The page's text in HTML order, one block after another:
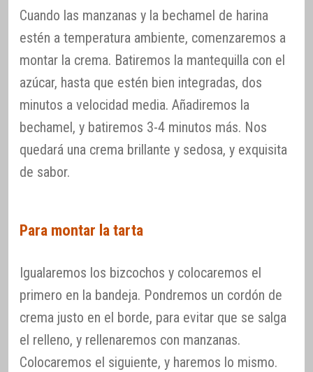
Cuando las manzanas y la bechamel de harina
estén a temperatura ambiente, comenzaremos a
montar la crema. Batiremos la mantequilla con el
azúcar, hasta que estén bien integradas, dos
minutos a velocidad media. Añadiremos la
bechamel, y batiremos 3-4 minutos más. Nos
quedará una crema brillante y sedosa, y exquisita
de sabor.
Para montar la tarta
Igualaremos los bizcochos y colocaremos el
primero en la bandeja. Pondremos un cordón de
crema justo en el borde, para evitar que se salga
el relleno, y rellenaremos con manzanas.
Colocaremos el siguiente, y haremos lo mismo.